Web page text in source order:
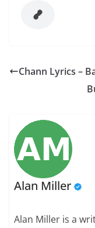
Chann Lyrics –
Alan Miller
Alan Miller is a